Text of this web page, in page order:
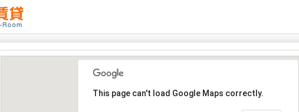
This page can't load Google Maps correctly.